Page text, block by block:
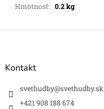
Hmotnosť: 0.2 kg
Z
Kontakt
svethudby@svethudby.sk
+421 908 188 674